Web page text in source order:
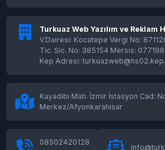
Turkuaz Web Yazılım ve Reklam
V.Dairesi: Kocatepe Vergi No:
Tic. Sic. No: 385154 Mersis:
Kep Adresi:
Kayadibi Mah. İzmir İstasyon Cad:
Merkez/Afyonkarahisar
08502420128